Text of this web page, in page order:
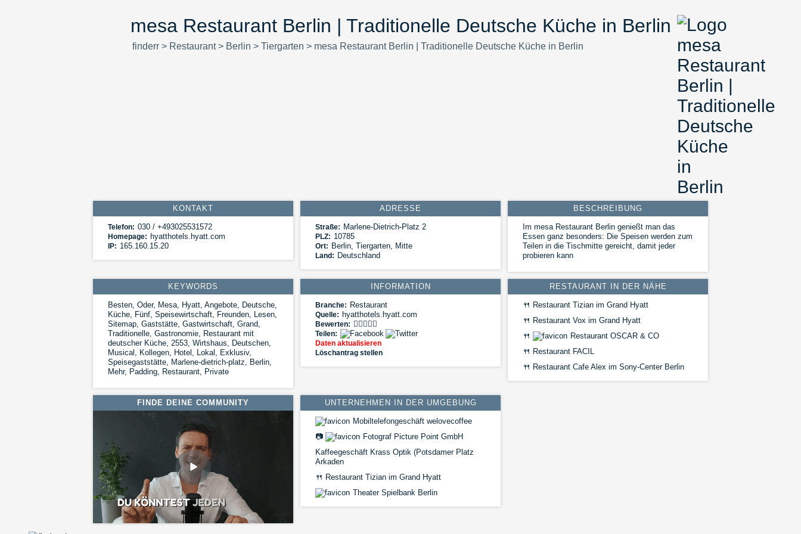
mesa Restaurant Berlin | Traditionelle Deutsche Küche in Berlin
finderr> Restaurant> Berlin > Tiergarten > mesa Restaurant Berlin | Traditionelle Deutsche Küche in Berlin
KONTAKT
Telefon: 030 / +493025531572
Homepage: hyatthotels.hyatt.com
IP: 165.160.15.20
ADRESSE
Straße: Marlene-Dietrich-Platz 2
PLZ: 10785
Ort: Berlin, Tiergarten, Mitte
Land: Deutschland
BESCHREIBUNG
Im mesa Restaurant Berlin genießt man das
Essen ganz besonders: Die Speisen werden zum
Teilen in die Tischmitte gereicht, damit jeder
probieren kann
KEYWORDS
Besten, Oder, Mesa, Hyatt, Angebote, Deutsche,
Küche, Fünf, Speisewirtschaft, Freunden, Lesen,
Sitemap, Gaststätte, Gastwirtschaft, Grand,
Traditionelle, Gastronomie, Restaurant mit
deutscher Küche, 2553, Wirtshaus, Deutschen,
Musical, Kollegen, Hotel, Lokal, Exklusiv,
Speisegaststätte, Marlene-dietrich-platz, Berlin,
Mehr, Padding, Restaurant, Private
INFORMATION
Branche: Restaurant
Quelle: hyatthotels.hyatt.com
Bewerten:
Teilen:
Daten aktualisieren
Löschantrag stellen
RESTAURANT IN DER NÄHE
🍴 Restaurant Tizian im Grand Hyatt
🍴 Restaurant Vox im Grand Hyatt
🍴
Restaurant OSCAR & CO
🍴 Restaurant FACIL
🍴 Restaurant Cafe Alex im Sony-Center Berlin
FINDE DEINE COMMUNITY UNTERNEHMEN IN DER UMGEBUNG
Mobiltelefongeschäft welovecoffee
📷
Fotograf Picture Point GmbH
Kaffeegeschäft Krass Optik (Potsdamer Platz
Arkaden
🍴 Restaurant Tizian im Grand Hyatt
Theater Spielbank Berlin